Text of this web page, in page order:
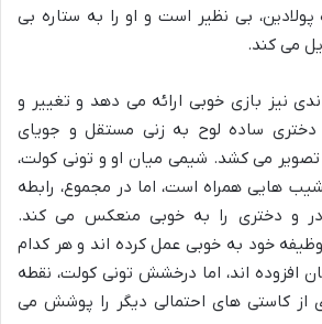
بی نظیر است و او را به ستاره بی
می کند.
نیز بازی خوبی ارائه می دهد و تغییر و
ساده لوح به زنی مستقل و جویای
می کشد. شیمی میان او و تونی کولت،
هایی همراه است، اما در مجموع، رابطه
و دختری را به خوبی منعکس می کند.
وظیفه خود به خوبی عمل کرده اند و هر کدام
افزوده اند، اما درخشش تونی کولت، نقطه
کاستی های احتمالی دیگر را پوشش می